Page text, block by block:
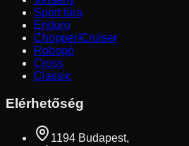
Sport túra
Enduro
Chopper/Cruiser
Robogó
Cross
Classic
Elérhetőség
1194 Budapest,